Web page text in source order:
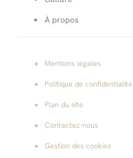
À propos
Mentions légales
Politique de confidentialité
Plan du site
Contactez-nous
Gestion des cookies